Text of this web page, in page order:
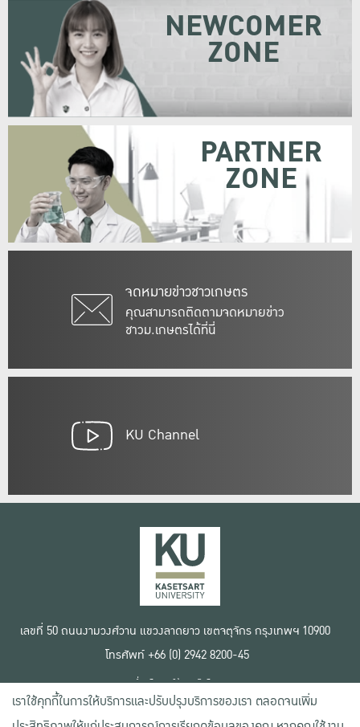
จดหมายข่าวชาวเกษตร
คุณสามารถติดตามจดหมายข่าว
ชาวม.เกษตรได้ที่นี่
NEWCOMER
ZONE
PARTNER
ZONE
KU Channel
เลขที่ 50 ถนนงามวงศ์วาน แขวงลาดยาว เขตจตุจักร กรุงเทพฯ 10900
โทรศัพท์ +66 (0) 2942 8200-45
เงื่อนไขการใช้งานเว็บไซต์
ข้อตกลงด้านสิทธิ์ใช้งาน
นโยบายความเป็นส่วนตัว
เราใช้คุกกี้ในการให้บริการและปรับปรุงบริการของเรา ตลอดจนเพิ่ม